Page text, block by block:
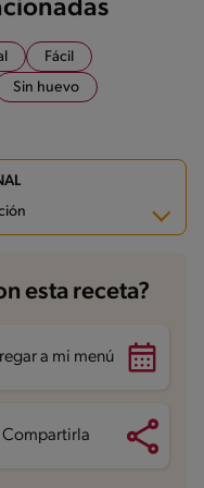
Fácil
Sin huevo
esta receta?
a mi menú
Compartirla